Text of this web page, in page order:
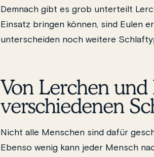
Demnach gibt es grob unterteilt
Einsatz bringen können, sind Eulen
unterscheiden noch weitere
Von Lerchen und
verschiedenen
Nicht alle Menschen sind dafür
Ebenso wenig kann jeder Mensch